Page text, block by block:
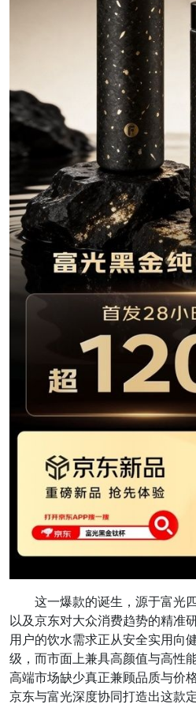
这一爆款的诞生，源于富光四
以及京东对大众消费趋势的精准
用户的饮水需求正从安全实用向
级，而市面上兼具高颜值与高性
高端市场缺少真正兼顾品质与价
京东与富光深度协同打造出这款